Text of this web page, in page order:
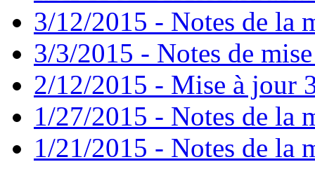
3/12/2015 - Notes de la
3/3/2015 - Notes de
2/12/2015 - Mise à jour
1/27/2015 - Notes de la
1/21/2015 - Notes de la